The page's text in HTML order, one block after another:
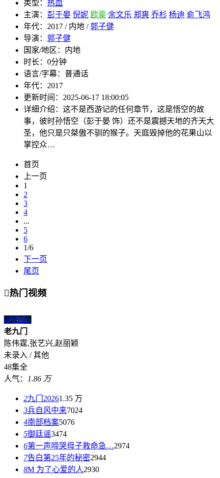
类型： 热血
主演： 彭于晏 倪妮 欧豪 余文乐 郑爽 乔杉 杨迪 俞飞鸿
年代： 2017 / 内地 /郭子健
导演： 郭子健
国家/地区： 内地
时长： 0分钟
语言/字幕： 普通话
年代： 2017
更新时间： 2025-06-17 18:00:05
详细介绍： 这不是西游记的任何章节，这是悟空的故
事，彼时孙悟空（彭于晏 饰）还不是震撼天地的齐天大
圣，他只是只桀傲不驯的猴子。天庭毁掉他的花果山以
掌控众…
首页
上一页
1
2
3
4
...
5
6
1/6
下一页
尾页
热门视频
48集全1
老九门
陈伟霆,张艺兴,赵丽颖
未录入 / 其他
48集全
人气：
1.86 万
2九门20261.35 万
3兵自风中来7024
4南部档案5076
5御廷谣3474
6第一声啼哭母子救命急…2974
7告白第25年的秘密2944
8M 为了心爱的人2930